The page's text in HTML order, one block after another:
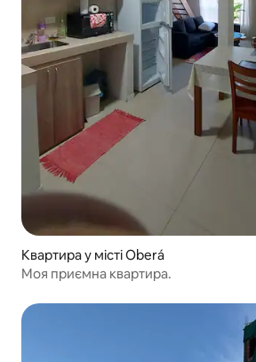
Квартира у місті Oberá
Моя приємна квартира.